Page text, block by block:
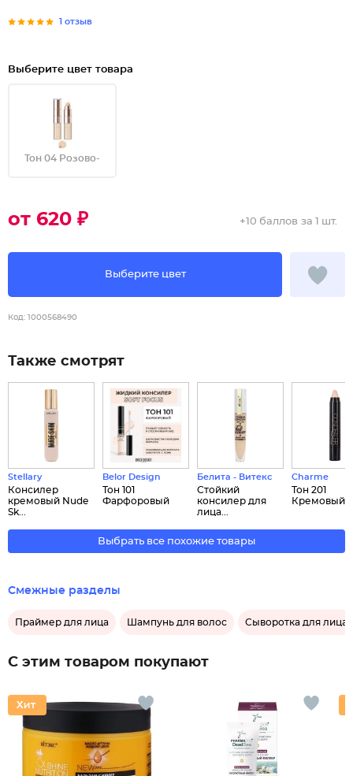
1 отзыв
Выберите цвет товара
Тон 04 Розово-
от 620 ₽
Выберите цвет
+10 баллов за 1 шт.
Код: 1000568490
Также смотрят
Stellary
Консилер
кремовый Nude
Sk...
Belor Design
Тон 101
Фарфоровый
Белита - Витекс
Стойкий
консилер для
лица...
Charme
Тон 201
Кремовый
Выбрать все похожие товары
Смежные разделы
Праймер для лица Шампунь для волос Сыворотка для лица
С этим товаром покупают